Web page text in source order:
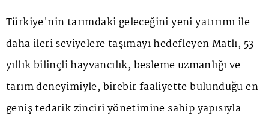
Türkiye'nin tarımdaki geleceğini yeni yatırımı ile
daha ileri seviyelere taşımayı hedefleyen Matlı, 53
yıllık bilinçli hayvancılık, besleme uzmanlığı ve
tarım deneyimiyle, birebir faaliyette bulunduğu en
geniş tedarik zinciri yönetimine sahip yapısıyla